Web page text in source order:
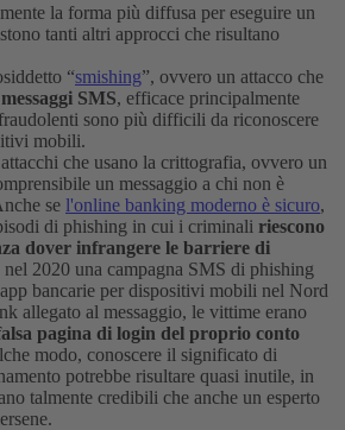
la forma più diffusa per eseguire un
tanti altri approcci che risultano
“smishing”, ovvero un attacco che
SMS, efficace principalmente
sono più difficili da riconoscere
mobili.
che usano la crittografia, ovvero un
un messaggio a chi non è
se l'online banking moderno è sicuro,
di phishing in cui i criminali riescono
dover infrangere le barriere di
2020 una campagna SMS di phishing
bancarie per dispositivi mobili nel Nord
allegato al messaggio, le vittime erano
pagina di login del proprio conto
modo, conoscere il significato di
potrebbe risultare quasi inutile, in
talmente credibili che anche un esperto